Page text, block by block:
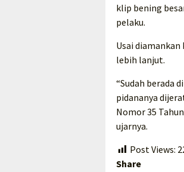
klip bening
pelaku.
Usai
lebih lanjut.
“Sudah berada
pidananya
Nomor 35
ujarnya.
Post Views:
Share